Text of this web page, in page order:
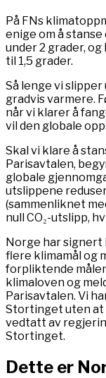
På FNs
enige om å
under2 grader,
til 1,5 grader.
Så lenge vi
gradvis varmere.
når vi klarer å
vil den globale
Skal vi klare å
Parisavtalen,
globale
utslippene
(sammenliknet
null CO₂-utslipp,
Norge har signert
flere klimamål og
forpliktende
klimaloven og
Parisavtalen. Vi
Stortinget uten at
vedtatt av
Stortinget.
Dette er